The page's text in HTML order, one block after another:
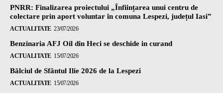
PNRR: Finalizarea proiectului „Înființarea unui centru de
colectare prin aport voluntar în comuna Lespezi, județul Iasi”
ACTUALITATE 23/07/2026
Benzinaria AFJ Oil din Heci se deschide in curand
ACTUALITATE 15/07/2026
Bâlciul de Sfântul Ilie 2026 de la Lespezi
ACTUALITATE 15/07/2026